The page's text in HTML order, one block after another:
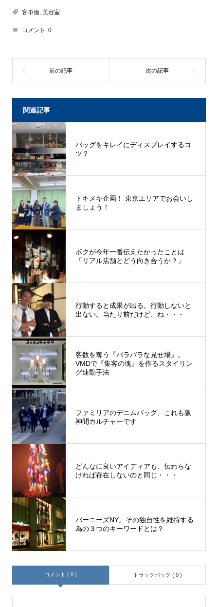
客単価, 美容室
コメント: 0
関連記事
バッグをキレイにディスプレイするコ
ツ？
トキメキ企画！ 東京エリアでお会いし
ましょう！
ボクが今年一番伝えたかったことは
「リアル店舗とどう向き合うか？」
行動すると成果が出る。行動しないと
出ない。当たり前だけど、ね・・・
客数を奪う『バラバラな見せ場』。
VMDで『集客の塊』を作るスタイリン
グ連動手法
ファミリアのデニムバッグ、これも阪
神間カルチャーです
どんなに良いアイディアも、伝わらな
ければ存在しないのと同じ・・・
バーニーズNY。その独自性を維持する
為の３つのキーワードとは？
コメント ( 0 ) トラックバック ( 0 )